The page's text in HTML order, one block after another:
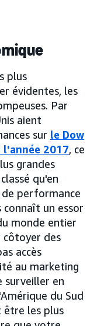
plus
évidentes, les
Par
aient
sur le Dow
2017, ce
grandes
qu'en
performance
un essor
monde entier
côtoyer des
accès
au marketing
surveiller en
du Sud
être les plus